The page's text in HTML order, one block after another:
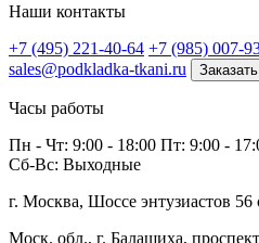
Наши контакты
+7 (495) 221-40-64 +7 (985) 007-
sales@podkladka-tkani.ru
Часы работы
Пн - Чт: 9:00 - 18:00 Пт: 9:00 -
Сб-Вс: Выходные
г. Москва, Шоссе энтузиастов 56
Моск. обл., г. Балашиха,